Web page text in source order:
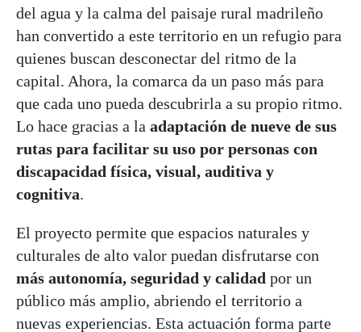
del agua y la calma del paisaje rural madrileño
han convertido a este territorio en un refugio para
quienes buscan desconectar del ritmo de la
capital. Ahora, la comarca da un paso más para
que cada uno pueda descubrirla a su propio ritmo.
Lo hace gracias a la adaptación de nueve de sus
rutas para facilitar su uso por personas con
discapacidad física, visual, auditiva y
cognitiva.
El proyecto permite que espacios naturales y
culturales de alto valor puedan disfrutarse con
más autonomía, seguridad y calidad por un
público más amplio, abriendo el territorio a
nuevas experiencias. Esta actuación forma parte